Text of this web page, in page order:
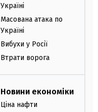
Україні
Масована атака по
Україні
Вибухи у Росії
Втрати ворога
Новини економіки
Ціна нафти